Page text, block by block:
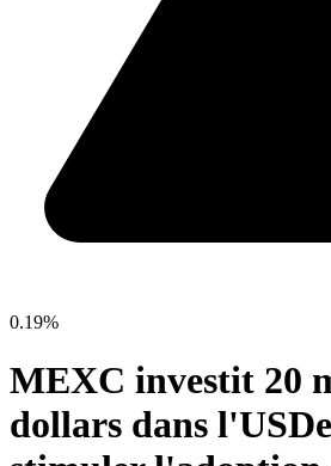
0.19%
MEXC investit 20
dollars dans